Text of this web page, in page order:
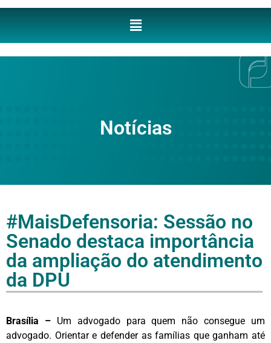
Notícias
#MaisDefensoria: Sessão no
Senado destaca importância
da ampliação do atendimento
da DPU
Brasília –Um advogado para quem não consegue um
advogado. Orientar e defender as famílias que ganham até